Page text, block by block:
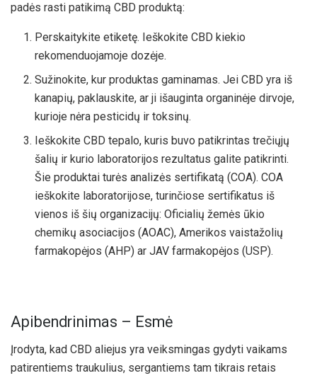
padės rasti patikimą CBD produktą:
Perskaitykite etiketę. Ieškokite CBD kiekio
rekomenduojamoje dozėje.
Sužinokite, kur produktas gaminamas. Jei CBD yra iš
kanapių, paklauskite, ar ji išauginta organinėje dirvoje,
kurioje nėra pesticidų ir toksinų.
Ieškokite CBD tepalo, kuris buvo patikrintas trečiųjų
šalių ir kurio laboratorijos rezultatus galite patikrinti.
Šie produktai turės analizės sertifikatą (COA). COA
ieškokite laboratorijose, turinčiose sertifikatus iš
vienos iš šių organizacijų: Oficialių žemės ūkio
chemikų asociacijos (AOAC), Amerikos vaistažolių
farmakopėjos (AHP) ar JAV farmakopėjos (USP).
Apibendrinimas – Esmė
Įrodyta, kad CBD aliejus yra veiksmingas gydyti vaikams
patirentiems traukulius, sergantiems tam tikrais retais